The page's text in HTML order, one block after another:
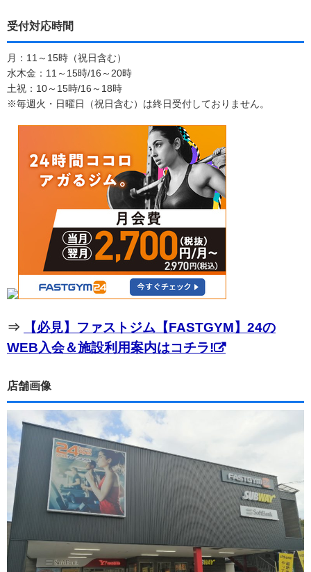
受付対応時間
月：11～15時（祝日含む）
水木金：11～15時/16～20時
土祝：10～15時/16～18時
※毎週火・日曜日（祝日含む）は終日受付しておりません。
⇒
【必見】ファストジム【FASTGYM】24の
WEB入会＆施設利用案内はコチラ!
店舗画像